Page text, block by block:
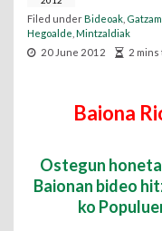
Filed underBideoak
Hegoalde Mintzaldiak
20 June 2012
2 mins
Baiona
Ostegun
Baionan bideo
ko